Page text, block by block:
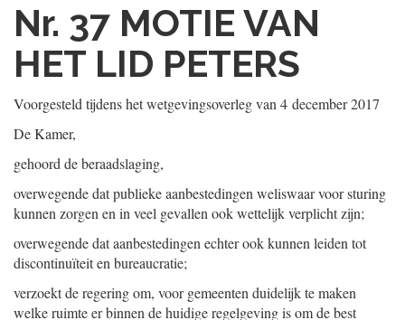
Nr. 37 MOTIE VAN
HET LID PETERS
Voorgesteld tijdens het wetgevingsoverleg van 4 december 2017
De Kamer,
gehoord de beraadslaging,
overwegende dat publieke aanbestedingen weliswaar voor sturing
kunnen zorgen en in veel gevallen ook wettelijk verplicht zijn;
overwegende dat aanbestedingen echter ook kunnen leiden tot
discontinuïteit en bureaucratie;
verzoekt de regering om, voor gemeenten duidelijk te maken
welke ruimte er binnen de huidige regelgeving is om de best